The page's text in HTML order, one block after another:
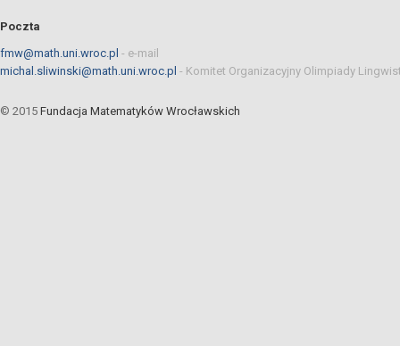
Poczta
fmw@math.uni.wroc.pl - e-mail
michal.sliwinski@math.uni.wroc.pl - Komitet Organizacyjny Olimpiady
© 2015 Fundacja Matematyków Wrocławskich